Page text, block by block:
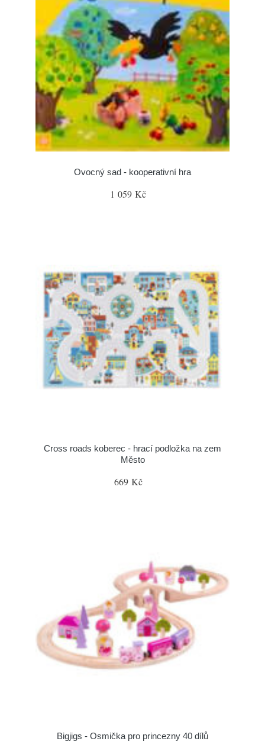
Ovocný sad - kooperativní hra
1 059 Kč
Cross roads koberec - hrací podložka na zem
Město
669 Kč
Bigjigs - Osmička pro princezny 40 dílů